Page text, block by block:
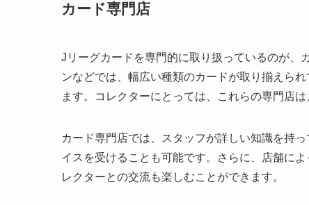
カード専門店
Jリーグカードを専門的に取り扱っているのが、
ンなどでは、幅広い種類のカードが取り揃えら
ます。コレクターにとっては、これらの専門店は
カード専門店では、スタッフが詳しい知識を持
イスを受けることも可能です。さらに、店舗に
レクターとの交流も楽しむことができます。